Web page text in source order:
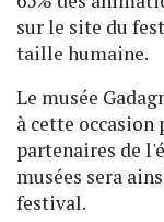
sur le site du
taille humaine.
Le musée
à cette
partenaires de
musées sera
festival.